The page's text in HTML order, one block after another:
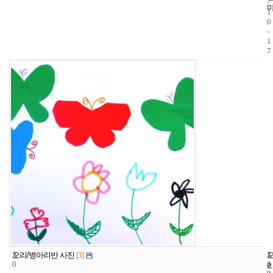
-
1
0
-
1
7
2
0
오리/병아리반 사진 [3]
1
4
2
0